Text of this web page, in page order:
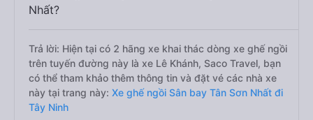
Nhất?
Trả lời: Hiện tại có 2 hãng xe khai thác dòng xe ghế ngồi
trên tuyến đường này là xe Lê Khánh, Saco Travel, bạn
có thể tham khảo thêm thông tin và đặt vé các nhà xe
này tại trang này: Xe ghế ngồi Sân bay Tân Sơn Nhất đi
Tây Ninh